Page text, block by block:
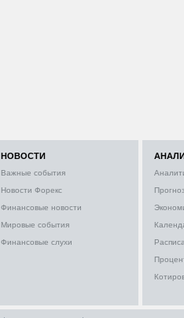
НОВОСТИ
Важные события
Новости Форекс
Финансовые новости
Мировые события
Финансовые слухи